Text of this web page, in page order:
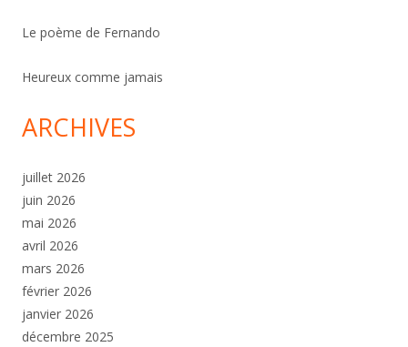
Le poème de Fernando
Heureux comme jamais
ARCHIVES
juillet 2026
juin 2026
mai 2026
avril 2026
mars 2026
février 2026
janvier 2026
décembre 2025